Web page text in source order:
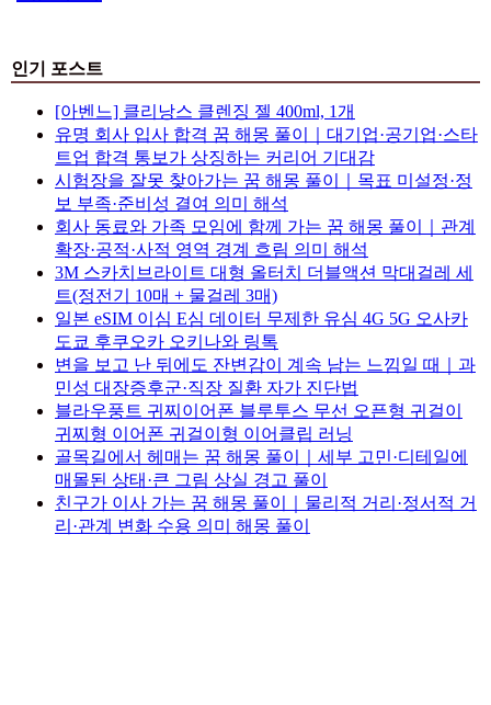
트(정전기 10매 + 물걸레 3매)
일본 eSIM 이심 E심 데이터 무제한 유심 4G 5G 오사카
도쿄 후쿠오카 오키나와 링톡
변을 보고 난 뒤에도 잔변감이 계속 남는 느낌일 때｜과
민성 대장증후군·직장 질환 자가 진단법
블라우풍트 귀찌이어폰 블루투스 무선 오픈형 귀걸이
귀찌형 이어폰 귀걸이형 이어클립 러닝
골목길에서 헤매는 꿈 해몽 풀이｜세부 고민·디테일에
매몰된 상태·큰 그림 상실 경고 풀이
친구가 이사 가는 꿈 해몽 풀이｜물리적 거리·정서적 거
리·관계 변화 수용 의미 해몽 풀이